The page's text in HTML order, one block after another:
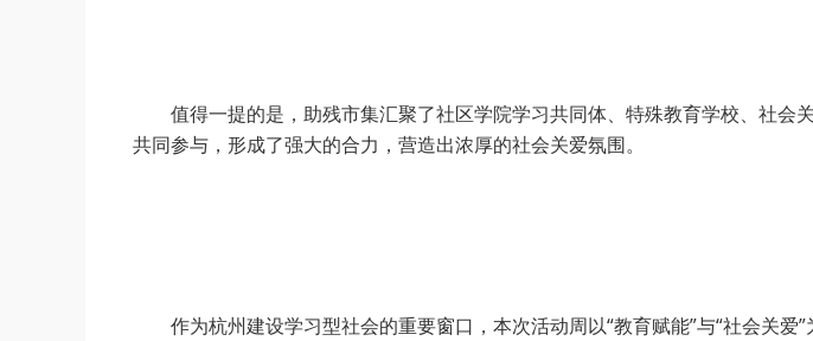
值得一提的是，助残市集汇聚了社区学院学习共同体、特殊教育学校、社会
共同参与，形成了强大的合力，营造出浓厚的社会关爱氛围。
作为杭州建设学习型社会的重要窗口，本次活动周以“教育赋能”与“社会关爱